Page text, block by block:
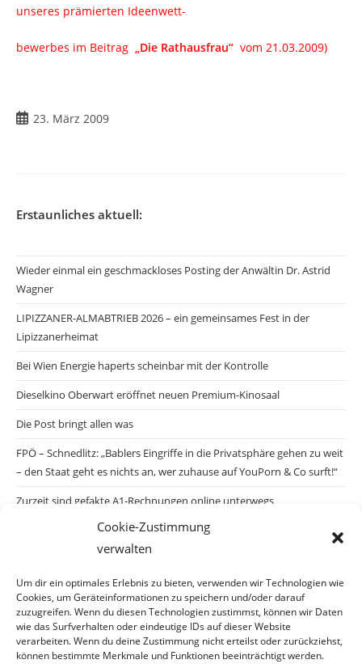
Cookie-Zustimmung
verwalten
Um dir ein optimales Erlebnis zu bieten, verwenden wir Technologien wie
Cookies, um Geräteinformationen zu speichern und/oder darauf
zuzugreifen. Wenn du diesen Technologien zustimmst, können wir Daten
wie das Surfverhalten oder eindeutige IDs auf dieser Website
verarbeiten. Wenn du deine Zustimmung nicht erteilst oder zurückziehst,
können bestimmte Merkmale und Funktionen beeinträchtigt werden.
unseres prämierten Ideenwett-
bewerbes im Beitrag „Die Rathausfrau“ vom 21.03.2009)
Beitrag
23. März 2009
Erstaunliches aktuell:
Wieder einmal ein geschmackloses Posting der Anwältin Dr. Astrid
Wagner
LIPIZZANER-ALMABTRIEB 2026 – ein gemeinsames Fest in der
Lipizzanerheimat
Bei Wien Energie haperts scheinbar mit der Kontrolle
Dieselkino Oberwart eröffnet neuen Premium-Kinosaal
Die Post bringt allen was
FPÖ – Schnedlitz: „Bablers Eingriffe in die Privatsphäre gehen zu weit
– den Staat geht es nichts an, wer zuhause auf YouPorn & Co surft!“
Zurzeit sind gefakte A1-Rechnungen online unterwegs
Salzburgs Juden und ihre Sicherheit: „Erst nach einem Anschlag wäre
die Gefahr endlich konkret!“
Biologisches Wunder in Ceuta
Ein vermeintliches Abschiebemärchen